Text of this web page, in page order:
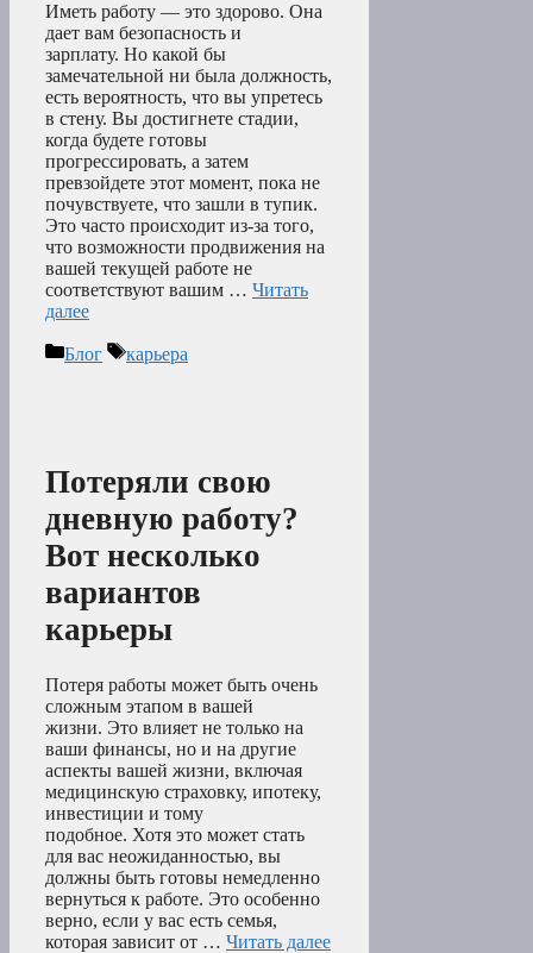
Иметь работу — это здорово. Она
дает вам безопасность и
зарплату. Но какой бы
замечательной ни была должность,
есть вероятность, что вы упретесь
в стену. Вы достигнете стадии,
когда будете готовы
прогрессировать, а затем
превзойдете этот момент, пока не
почувствуете, что зашли в тупик.
Это часто происходит из-за того,
что возможности продвижения на
вашей текущей работе не
соответствуют вашим … Читать
далее
Рубрики
Блог Метки
карьера
Потеряли свою
дневную работу?
Вот несколько
вариантов
карьеры
Потеря работы может быть очень
сложным этапом в вашей
жизни. Это влияет не только на
ваши финансы, но и на другие
аспекты вашей жизни, включая
медицинскую страховку, ипотеку,
инвестиции и тому
подобное. Хотя это может стать
для вас неожиданностью, вы
должны быть готовы немедленно
вернуться к работе. Это особенно
верно, если у вас есть семья,
которая зависит от … Читать далее